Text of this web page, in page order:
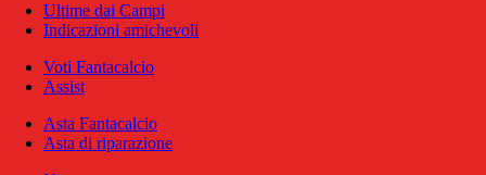
Ultime dai Campi
Indicazioni amichevoli
Voti Fantacalcio
Assist
Asta Fantacalcio
Asta di riparazione